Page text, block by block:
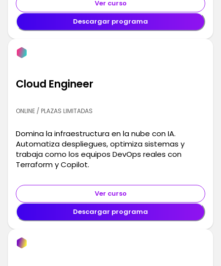
Ver curso
Descargar programa
Cloud Engineer
ONLINE / PLAZAS LIMITADAS
Domina la infraestructura en la nube con IA.
Automatiza despliegues, optimiza sistemas y
trabaja como los equipos DevOps reales con
Terraform y Copilot.
Ver curso
Descargar programa